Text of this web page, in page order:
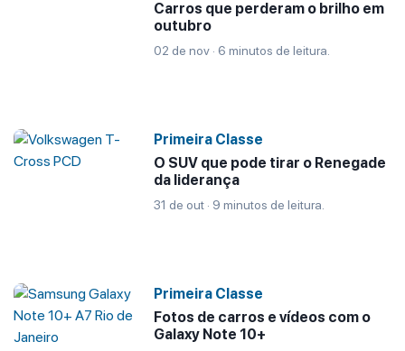
Carros que perderam o brilho em
outubro
02 de nov · 6 minutos de leitura.
Primeira Classe
O SUV que pode tirar o Renegade
da liderança
31 de out · 9 minutos de leitura.
Primeira Classe
Fotos de carros e vídeos com o
Galaxy Note 10+